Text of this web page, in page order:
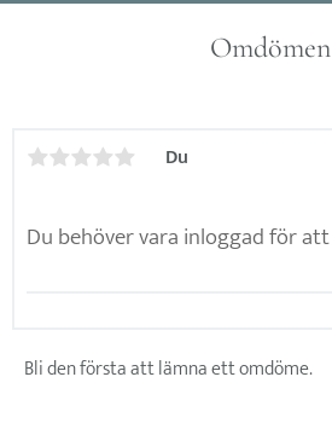
Omdömen
Du
Bli den första att lämna ett omdöme.